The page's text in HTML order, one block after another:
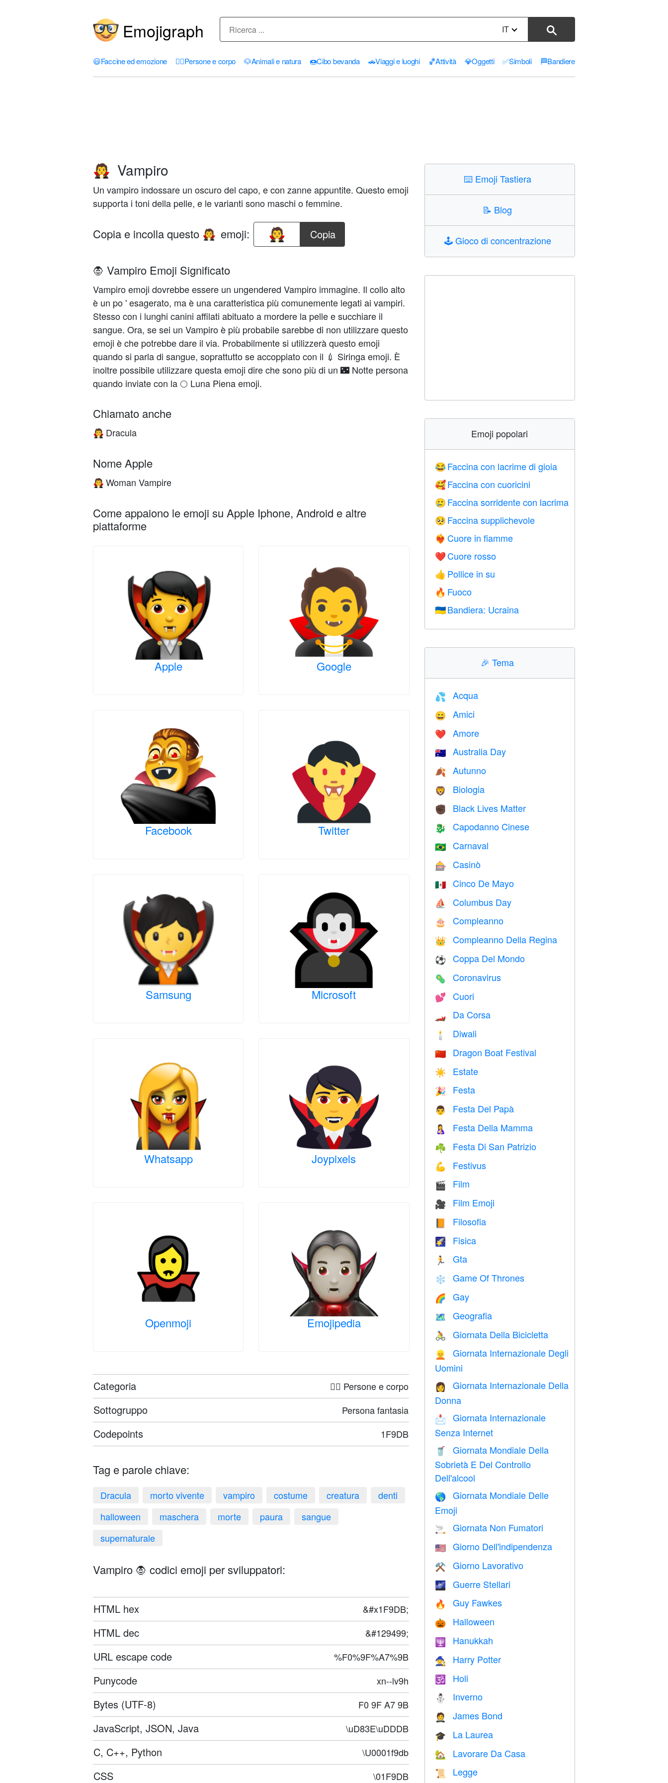
Emojigraph IT
😃Faccine ed emozione 🤦‍♀️Persone e corpo 🐶Animali e natura 🍩Cibo bevanda 🚗Viaggi e luoghi 🏀Attività 💎Oggetti ✅Simboli 🏁Bandiere
🧛 Vampiro
Un vampiro indossare un oscuro del capo, e con zanne appuntite. Questo emoji
supporta i toni della pelle, e le varianti sono maschi o femmine.
Copia e incolla questo 🧛 emoji: Copia
🧛 Vampiro Emoji Significato
Vampiro emoji dovrebbe essere un ungendered Vampiro immagine. Il collo alto
è un po ' esagerato, ma è una caratteristica più comunemente legati ai vampiri.
Stesso con i lunghi canini affilati abituato a mordere la pelle e succhiare il
sangue. Ora, se sei un Vampiro è più probabile sarebbe di non utilizzare questo
emoji è che potrebbe dare il via. Probabilmente si utilizzerà questo emoji
quando si parla di sangue, soprattutto se accoppiato con il 💉 Siringa emoji. È
inoltre possibile utilizzare questa emoji dire che sono più di un 🌃 Notte persona
quando inviate con la 🌕 Luna Piena emoji.
Chiamato anche
🧛 Dracula
Nome Apple
🧛 Woman Vampire
Come appaiono le emoji su Apple Iphone, Android e altre
piattaforme
Apple Google
Facebook Twitter
Samsung Microsoft
Whatsapp Joypixels
Openmoji Emojipedia
Categoria 🤦‍♀️ Persone e corpo
Sottogruppo Persona fantasia
Codepoints 1F9DB
Tag e parole chiave:
Dracula morto vivente vampiro costume creatura
denti
halloween
maschera morte paura
sangue
supernaturale
Vampiro 🧛 codici emoji per sviluppatori:
HTML hex &#x1F9DB;
HTML dec &#129499;
URL escape code %F0%9F%A7%9B
Punycode xn--lv9h
Bytes (UTF-8) F0 9F A7 9B
JavaScript, JSON, Java \uD83E\uDDDB
C, C++, Python \U0001f9db
CSS \01F9DB
⌨️ Emoji Tastiera
📝 Blog
🕹️Gioco di concentrazione
Emoji popolari
😂 Faccina con lacrime di gioia
🥰 Faccina con cuoricini
🥲 Faccina sorridente con lacrima
🥺 Faccina supplichevole
❤️‍🔥 Cuore in fiamme
❤️ Cuore rosso
👍 Pollice in su
🔥 Fuoco
🇺🇦 Bandiera: Ucraina
🎉Tema
💦 Acqua
😄 Amici
❤️️ Amore
🇦🇺 Australia Day
🍂 Autunno
🦁 Biologia
✊🏿 Black Lives Matter
🐉 Capodanno Cinese
🇧🇷 Carnaval
🎰 Casinò
🇲🇽 Cinco De Mayo
⛵️ Columbus Day
🎂 Compleanno
👑 Compleanno Della Regina
⚽ Coppa Del Mondo
🦠 Coronavirus
💕 Cuori
🏎 Da Corsa
🕯 Diwali
🇨🇳 Dragon Boat Festival
☀️ Estate
🎉 Festa
👨 Festa Del Papà
🤱 Festa Della Mamma
☘️ Festa Di San Patrizio
💪 Festivus
🎬 Film
🎥 Film Emoji
📙 Filosofia
🌠 Fisica
🏃 Gta
❄️ Game Of Thrones
🌈 Gay
🗺 Geografia
🚴 Giornata Della Bicicletta
👱
Giornata Internazionale Degli
Uomini
👩
Giornata Internazionale Della
Donna
📩
Giornata Internazionale
Senza Internet
🥤
Giornata Mondiale Della
Sobrietà E Del Controllo
Dell'alcool
🌎
Giornata Mondiale Delle
Emoji
🚬 Giornata Non Fumatori
🇺🇸 Giorno Dell'indipendenza
⚒️ Giorno Lavorativo
🌌 Guerre Stellari
🔥 Guy Fawkes
🎃 Halloween
🕎 Hanukkah
🧙 Harry Potter
🕉 Holi
⛄ Inverno
🤵 James Bond
🎓 La Laurea
🏡 Lavorare Da Casa
📜 Legge